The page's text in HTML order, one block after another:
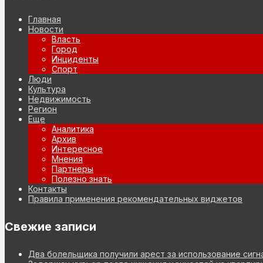
Главная
Новости
Власть
Город
Инциденты
Спорт
Люди
Культура
Недвижимость
Регион
Еще
Аналитика
Архив
Интересное
Мнения
Партнеры
Полезно знать
Контакты
Правила применения рекомендательных виджетов
Свежие записи
Два болельщика получили арест за использование